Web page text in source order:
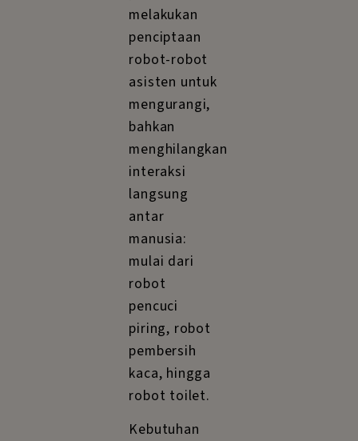
melakukan
penciptaan
robot-robot
asisten untuk
mengurangi,
bahkan
menghilangkan
interaksi
langsung
antar
manusia:
mulai dari
robot
pencuci
piring, robot
pembersih
kaca, hingga
robot toilet.
Kebutuhan